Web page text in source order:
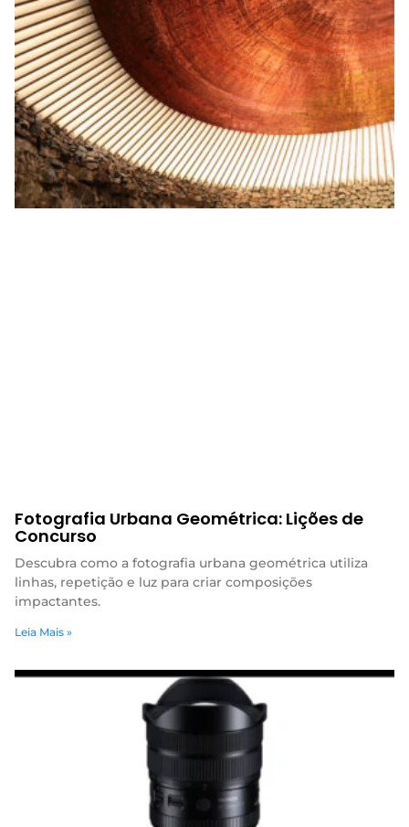
Fotografia Urbana Geométrica: Lições de
Concurso
Descubra como a fotografia urbana geométrica utiliza
linhas, repetição e luz para criar composições
impactantes.
Leia Mais »